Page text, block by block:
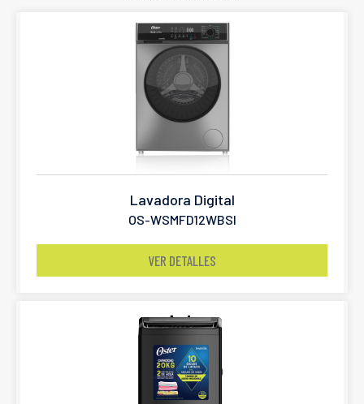
Lavadora Digital
OS-WSMFD12WBSI
VER DETALLES